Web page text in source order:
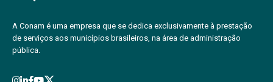
A Conam é uma empresa que se dedica exclusivamente à prestação
de serviços aos municípios brasileiros, na área de administração
pública.